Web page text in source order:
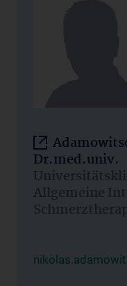
Dr.med.univ.
Allgemeine